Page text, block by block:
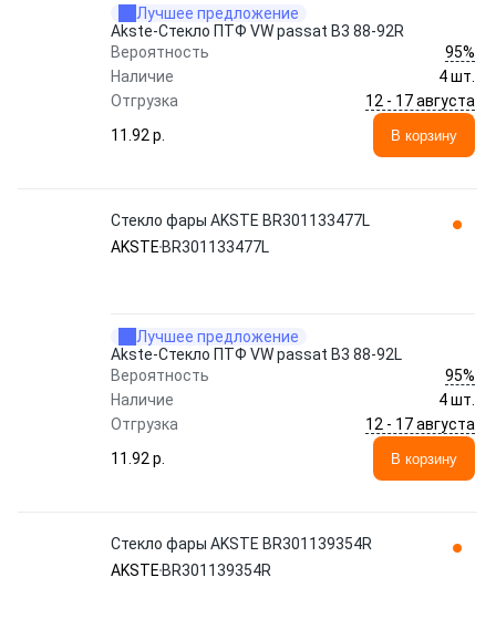
Лучшее предложение
Akste-Стекло ПТФ VW passat B3 88-92R
Вероятность
95%
Наличие
4 шт.
Отгрузка
12 - 17 августа
11.92 p.
В корзину
Стекло фары AKSTE BR301133477L
AKSTE BR301133477L
Лучшее предложение
Akste-Стекло ПТФ VW passat B3 88-92L
Вероятность
95%
Наличие
4 шт.
Отгрузка
12 - 17 августа
11.92 p.
В корзину
Стекло фары AKSTE BR301139354R
AKSTE BR301139354R